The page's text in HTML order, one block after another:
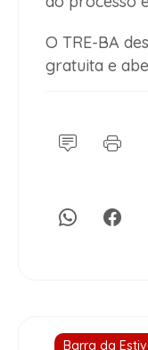
O TRE-BA
gratuita e
Barra da